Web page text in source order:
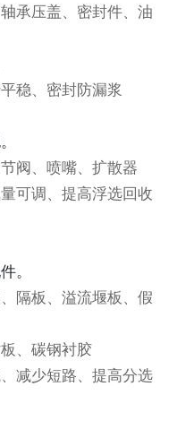
承压盖、密封件、油
稳、密封防漏浆
阀、喷嘴、扩散器
可调、提高浮选回收
。
隔板、溢流堰板、假
、碳钢衬胶
减少短路、提高分选